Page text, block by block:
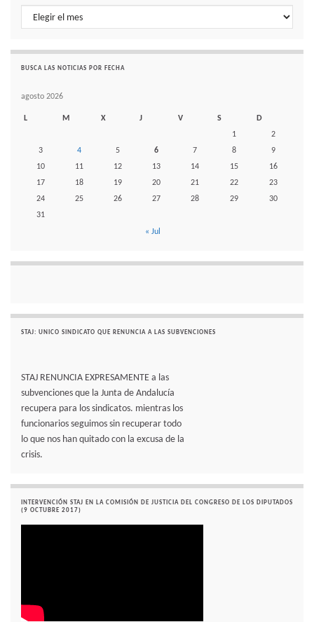
Histórico de noticias por mes
BUSCA LAS NOTICIAS POR FECHA
agosto 2026
L M X J V S
D
1
2
3
4 5 6 7 8
9
10
11 12 13 14 15
16
17
18 19 20 21 22
23
24
25 26 27 28 29
30
31
« Jul
STAJ: UNICO SINDICATO QUE RENUNCIA A LAS SUBVENCIONES
STAJ RENUNCIA EXPRESAMENTE a las
subvenciones que la Junta de Andalucía
recupera para los sindicatos. mientras los
funcionarios seguimos sin recuperar todo
lo que nos han quitado con la excusa de la
crisis.
INTERVENCIÓN STAJ EN LA COMISIÓN DE JUSTICIA DEL CONGRESO DE LOS DIPUTADOS
(9 OCTUBRE 2017)